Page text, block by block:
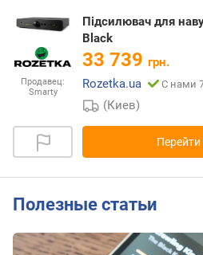
Продавец:
Smarty
Підсилювач для
Black
33 739 грн.
Rozetka.ua
С нами
(Киев)
Перейти
Полезные статьи